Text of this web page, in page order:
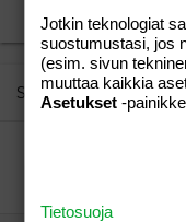
18
22
26
Similar threads
Jotkin teknologiat
suostumustasi, jos
(esim. sivun
muuttaa kaikkia
Asetukset -
Tietosuoja